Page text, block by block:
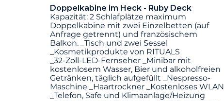
Doppelkabine im Heck - Ruby Deck
Kapazität: 2 Schlafplätze maximum
Doppelkabine mit zwei Einzelbetten (auf
Anfrage getrennt) und französischem
Balkon. _Tisch und zwei Sessel
_Kosmetikprodukte von RITUALS
_32-Zoll-LED-Fernseher _Minibar mit
kostenlosem Wasser, Bier und alkoholfreien
Getränken, täglich aufgefüllt _Nespresso-
Maschine _Haartrockner _Kostenloses WLAN
_Telefon, Safe und Klimaanlage/Heizung